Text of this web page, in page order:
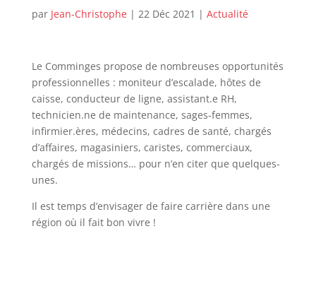
par Jean-Christophe | 22 Déc 2021 | Actualité
Le Comminges propose de nombreuses opportunités
professionnelles : moniteur d’escalade, hôtes de
caisse, conducteur de ligne, assistant.e RH,
technicien.ne de maintenance, sages-femmes,
infirmier.ères, médecins, cadres de santé, chargés
d’affaires, magasiniers, caristes, commerciaux,
chargés de missions… pour n’en citer que quelques-
unes.
Il est temps d’envisager de faire carrière dans une
région où il fait bon vivre !